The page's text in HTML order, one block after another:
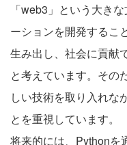
「web3」という大き
ーションを開発するこ
生み出し、社会に貢献
と考えています。その
しい技術を取り入れな
とを重視しています。
将来的には、Pythonを